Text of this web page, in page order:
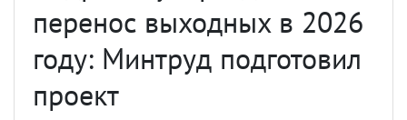
перенос выходных в 2026
году: Минтруд подготовил
проект